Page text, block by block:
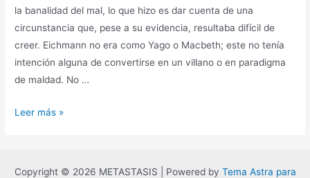
la banalidad del mal, lo que hizo es dar cuenta de una
circunstancia que, pese a su evidencia, resultaba difícil de
creer. Eichmann no era como Yago o Macbeth; este no tenía
intención alguna de convertirse en un villano o en paradigma
de maldad. No …
La
Leer más »
Copyright © 2026 METASTASIS | Powered by Tema Astra para